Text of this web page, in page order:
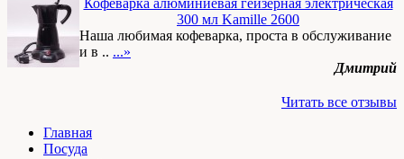
Кофеварка алюминиевая гейзерная электрическая
300 мл Kamille 2600
Наша любимая кофеварка, проста в обслуживание
и в .. ...»
Дмитрий
Читать все отзывы
Главная
Посуда